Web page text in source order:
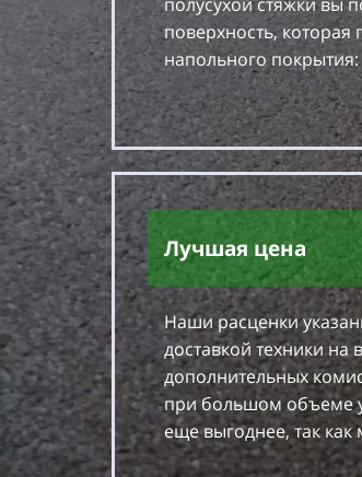
поверхность, которая
напольного
Лучшая цена
Наши расценки
доставкой техники
дополнительных
при большом объеме
еще выгоднее, так как